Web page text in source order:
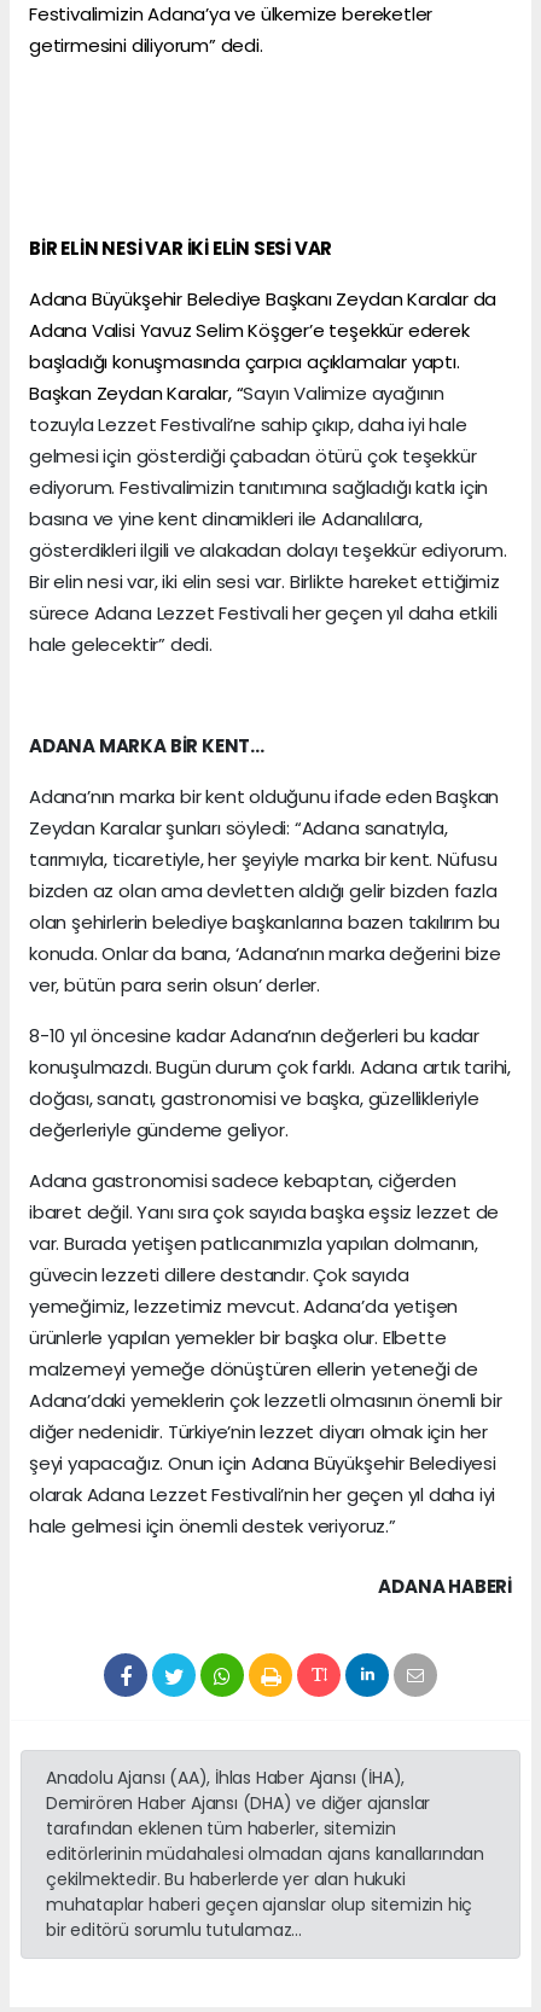
Festivalimizin Adana’ya ve ülkemize bereketler
getirmesini diliyorum” dedi.
BİR ELİN NESİ VAR İKİ ELİN SESİ VAR
Adana Büyükşehir Belediye Başkanı Zeydan Karalar da
Adana Valisi Yavuz Selim Köşger’e teşekkür ederek
başladığı konuşmasında çarpıcı açıklamalar yaptı.
Başkan Zeydan Karalar, “Sayın Valimize ayağının
tozuyla Lezzet Festivali’ne sahip çıkıp, daha iyi hale
gelmesi için gösterdiği çabadan ötürü çok teşekkür
ediyorum. Festivalimizin tanıtımına sağladığı katkı için
basına ve yine kent dinamikleri ile Adanalılara,
gösterdikleri ilgili ve alakadan dolayı teşekkür ediyorum.
Bir elin nesi var, iki elin sesi var. Birlikte hareket ettiğimiz
sürece Adana Lezzet Festivali her geçen yıl daha etkili
hale gelecektir” dedi.
ADANA MARKA BİR KENT…
Adana’nın marka bir kent olduğunu ifade eden Başkan
Zeydan Karalar şunları söyledi: “Adana sanatıyla,
tarımıyla, ticaretiyle, her şeyiyle marka bir kent. Nüfusu
bizden az olan ama devletten aldığı gelir bizden fazla
olan şehirlerin belediye başkanlarına bazen takılırım bu
konuda. Onlar da bana, ‘Adana’nın marka değerini bize
ver, bütün para serin olsun’ derler.
8-10 yıl öncesine kadar Adana’nın değerleri bu kadar
konuşulmazdı. Bugün durum çok farklı. Adana artık tarihi,
doğası, sanatı, gastronomisi ve başka, güzellikleriyle
değerleriyle gündeme geliyor.
Adana gastronomisi sadece kebaptan, ciğerden
ibaret değil. Yanı sıra çok sayıda başka eşsiz lezzet de
var. Burada yetişen patlıcanımızla yapılan dolmanın,
güvecin lezzeti dillere destandır. Çok sayıda
yemeğimiz, lezzetimiz mevcut. Adana’da yetişen
ürünlerle yapılan yemekler bir başka olur. Elbette
malzemeyi yemeğe dönüştüren ellerin yeteneği de
Adana’daki yemeklerin çok lezzetli olmasının önemli bir
diğer nedenidir. Türkiye’nin lezzet diyarı olmak için her
şeyi yapacağız. Onun için Adana Büyükşehir Belediyesi
olarak Adana Lezzet Festivali’nin her geçen yıl daha iyi
hale gelmesi için önemli destek veriyoruz.”
ADANA HABERİ
Anadolu Ajansı (AA), İhlas Haber Ajansı (İHA),
Demirören Haber Ajansı (DHA) ve diğer ajanslar
tarafından eklenen tüm haberler, sitemizin
editörlerinin müdahalesi olmadan ajans kanallarından
çekilmektedir. Bu haberlerde yer alan hukuki
muhataplar haberi geçen ajanslar olup sitemizin hiç
bir editörü sorumlu tutulamaz...